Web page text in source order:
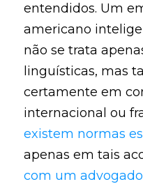
entendidos. Um
americano
não se trata
linguísticas, mas
certamente em
internacional ou
existem normas
apenas em tais
com um